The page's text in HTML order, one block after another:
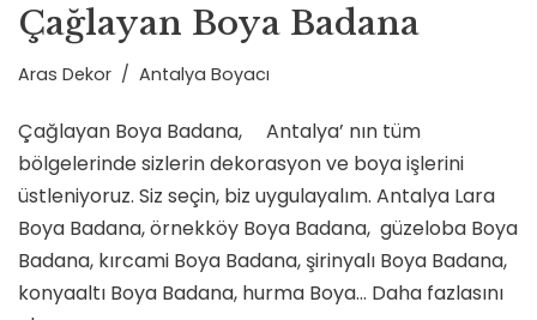
Çağlayan Boya Badana
Aras Dekor Antalya Boyacı
Çağlayan Boya Badana, Antalya’ nın tüm
bölgelerinde sizlerin dekorasyon ve boya işlerini
üstleniyoruz. Siz seçin, biz uygulayalım. Antalya Lara
Boya Badana, örnekköy Boya Badana, güzeloba Boya
Badana, kırcami Boya Badana, şirinyalı Boya Badana,
konyaaltı Boya Badana, hurma Boya… Daha fazlasını